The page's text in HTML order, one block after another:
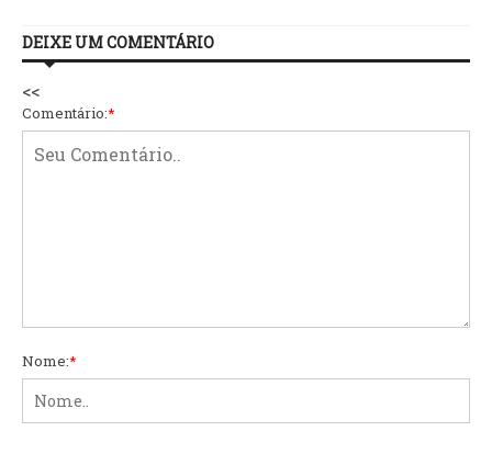
DEIXE UM COMENTÁRIO
<<
Comentário:*
Nome:*